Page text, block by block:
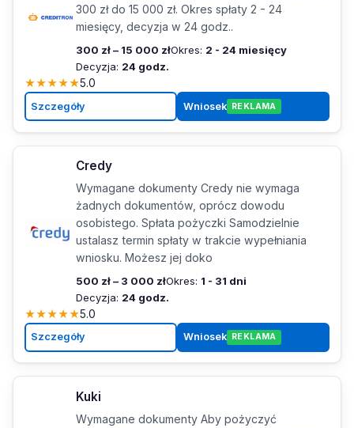
300 zł do 15 000 zł. Okres spłaty 2 - 24
miesięcy, decyzja w 24 godz..
300 zł – 15 000 złOkres: 2 - 24 miesięcy
Decyzja: 24 godz.
★★★★★5.0
Szczegóły Wniosek REKLAMA
Credy
Wymagane dokumenty Credy nie wymaga
żadnych dokumentów, oprócz dowodu
osobistego. Spłata pożyczki Samodzielnie
ustalasz termin spłaty w trakcie wypełniania
wniosku. Możesz jej doko
500 zł – 3 000 złOkres: 1 - 31 dni
Decyzja: 24 godz.
★★★★★5.0
Szczegóły Wniosek REKLAMA
Kuki
Wymagane dokumenty Aby pożyczyć